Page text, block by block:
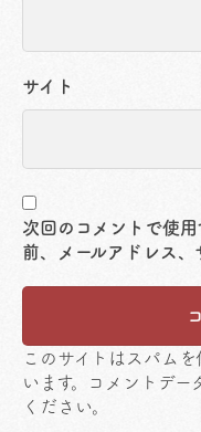
サイト
次回のコメントで使
前、メールアドレス、
このサイトはスパム
います。
コメントデー
ください。